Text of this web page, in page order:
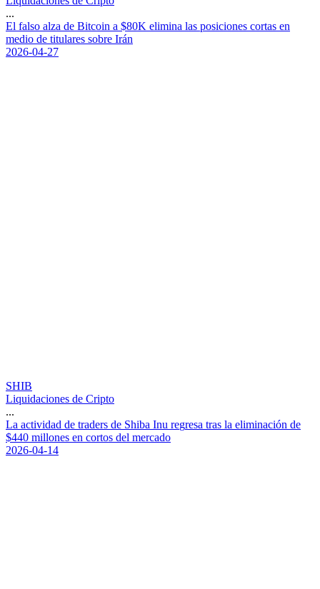
...
El falso alza de Bitcoin a $80K elimina las posiciones cortas en
medio de titulares sobre Irán
2026-04-27
SHIB
Liquidaciones de Cripto
...
La actividad de traders de Shiba Inu regresa tras la eliminación de
$440 millones en cortos del mercado
2026-04-14